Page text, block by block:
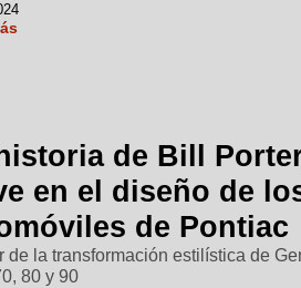
de Bill
en el diseño de
de Pontiac
de la transformación estilística de
80 y 90